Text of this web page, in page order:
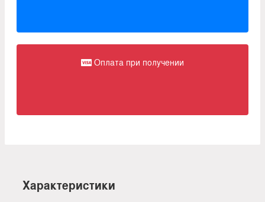
Оплата при получении
Характеристики